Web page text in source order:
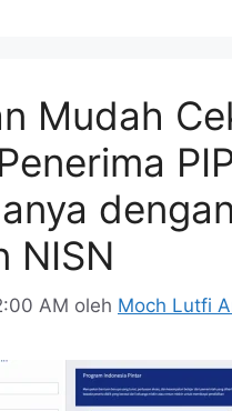
Mudah
dengan
NISN
AM oleh Moch Lutfi